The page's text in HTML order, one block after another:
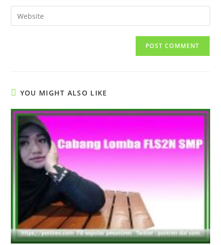
comment
email
address
Enter
your
YOU MIGHT ALSO LIKE